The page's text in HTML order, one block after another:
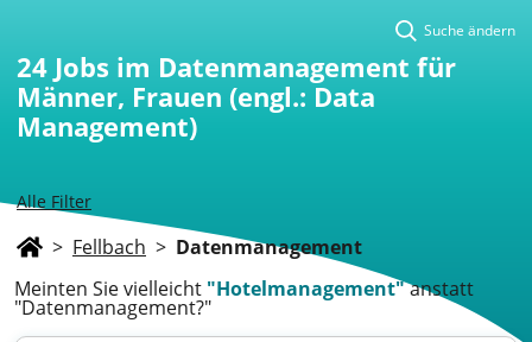
Alle Filter
Suche ändern
24 Jobs im Datenmanagement für
Männer, Frauen (engl.: Data
Management)
> Fellbach > Datenmanagement
Meinten Sie vielleicht "Hotelmanagement"anstatt
"Datenmanagement?"